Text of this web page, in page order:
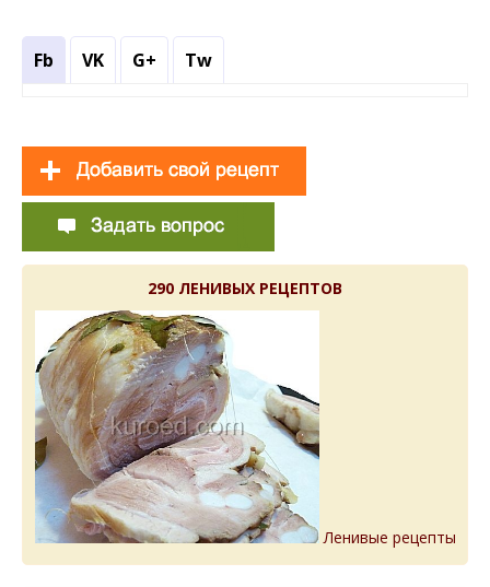
Fb VK G+ Tw
290 ЛЕНИВЫХ РЕЦЕПТОВ
Ленивые рецепты